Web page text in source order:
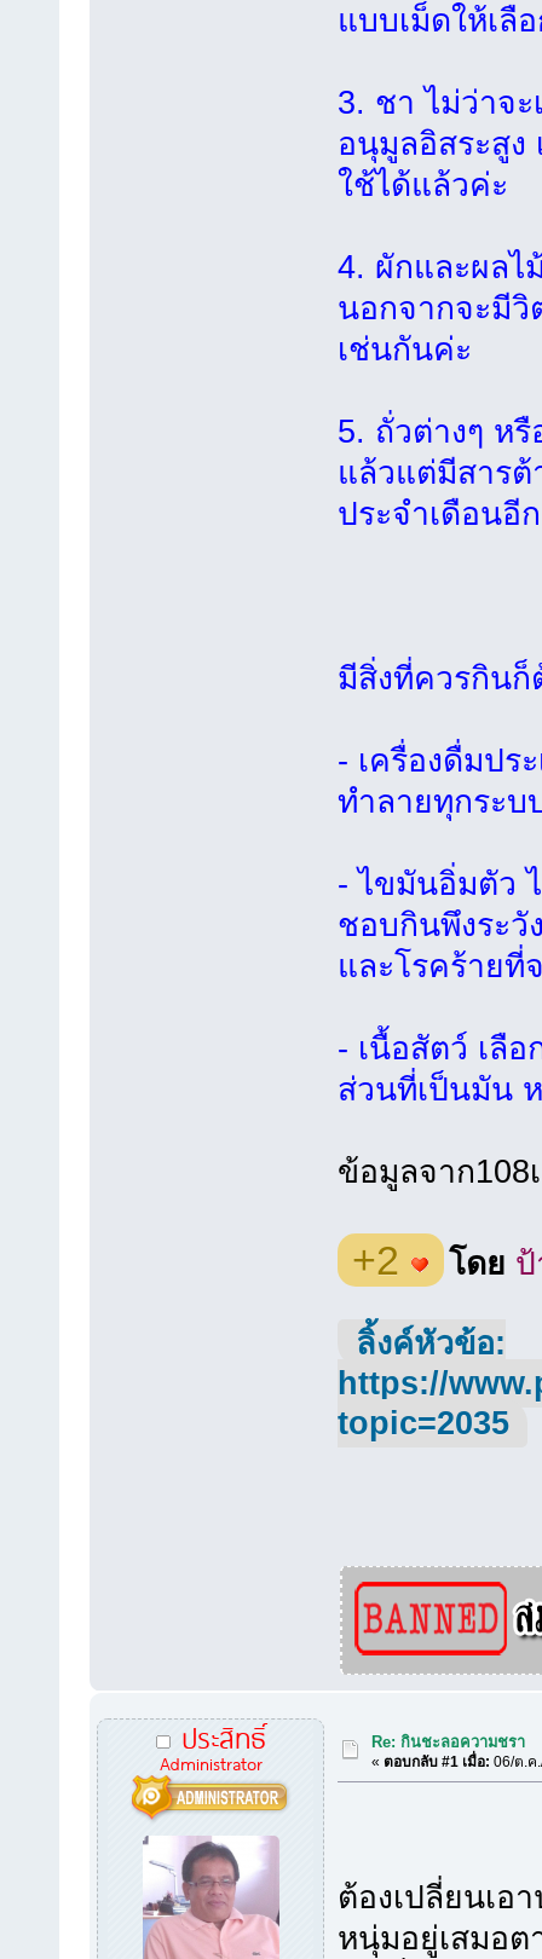
แบบเม็ดให้เลื
3. ชา ไม่ว่าจ
อนุมูลอิสระสูง
ใช้ได้แล้วค่ะ
4. ผักและผลไ
นอกจากจะมี
เช่นกันค่ะ
5. ถั่วต่างๆ ห
แล้วแต่มีสาร
ประจำเดือนอี
มีสิ่งที่ควรกินก็
- เครื่องดื่มปร
ทำลายทุกระบ
- ไขมันอิ่มตัว
ชอบกินพึงระ
และโรคร้ายที่
- เนื้อสัตว์ เลื
ส่วนที่เป็นมัน
ข้อมูลจาก108
+2 โดย
ลิ้งค์หัวข้อ:
https://
topic=2035
ประสิทธิ์
Administrator
Re: กินชะลอความชรา
«ตอบกลับ #1 เมื่อ: 06/ต.ค
ต้องเปลี่ยนเอ
หนุ่มอยู่เสมอต